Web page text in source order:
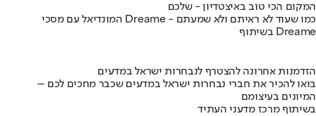
המקום הכי טוב באיצטדיון - שלכם
המונדיאל עם מסכי Dreame - כמו שעוד לא ראיתם ולא שמעתם
בשיתוף Dreame
הזדמנות אחרונה להצטרף לנבחרות ישראל במדעים
בואו להכיר את חברי נבחרות ישראל במדעים שכבר מחכים לכם –
המיונים בעיצומם
בשיתוף מרכז מדעני העתיד